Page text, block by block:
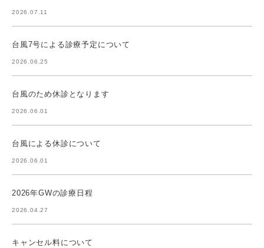
2026.07.11
台風7号による診療予定について
2026.06.25
台風のため休診となります
2026.06.01
台風による休診について
2026.06.01
2026年GWの診療日程
2026.04.27
キャンセル料について